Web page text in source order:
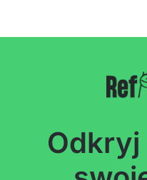
Odkryj